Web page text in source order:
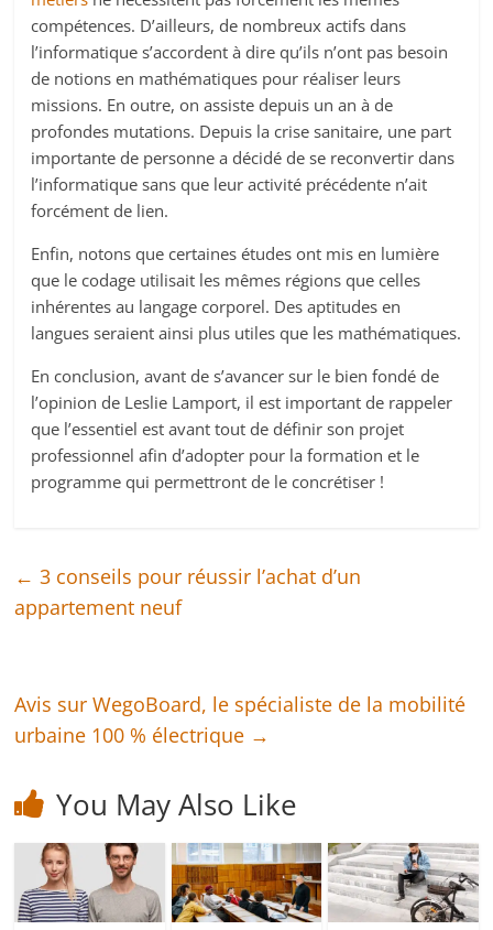
compétences. D’ailleurs, de nombreux actifs dans
l’informatique s’accordent à dire qu’ils n’ont pas besoin
de notions en mathématiques pour réaliser leurs
missions. En outre, on assiste depuis un an à de
profondes mutations. Depuis la crise sanitaire, une part
importante de personne a décidé de se reconvertir dans
l’informatique sans que leur activité précédente n’ait
forcément de lien.
Enfin, notons que certaines études ont mis en lumière
que le codage utilisait les mêmes régions que celles
inhérentes au langage corporel. Des aptitudes en
langues seraient ainsi plus utiles que les mathématiques.
En conclusion, avant de s’avancer sur le bien fondé de
l’opinion de Leslie Lamport, il est important de rappeler
que l’essentiel est avant tout de définir son projet
professionnel afin d’adopter pour la formation et le
programme qui permettront de le concrétiser !
← 3 conseils pour réussir l’achat d’un
appartement neuf
Avis sur WegoBoard, le spécialiste de la mobilité
urbaine 100 % électrique →
You May Also Like